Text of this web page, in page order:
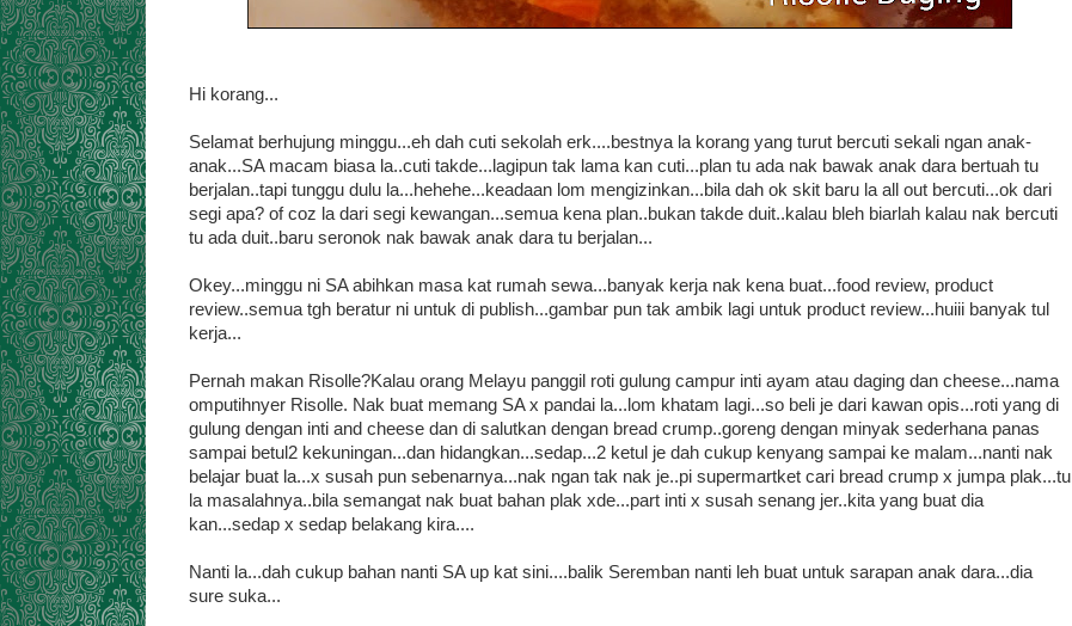
Hi korang...
Selamat berhujung minggu...eh dah cuti sekolah erk....bestnya la korang yang turut bercuti sekali ngan anak-
anak...SA macam biasa la..cuti takde...lagipun tak lama kan cuti...plan tu ada nak bawak anak dara bertuah tu
berjalan..tapi tunggu dulu la...hehehe...keadaan lom mengizinkan...bila dah ok skit baru la all out bercuti...ok dari
segi apa? of coz la dari segi kewangan...semua kena plan..bukan takde duit..kalau bleh biarlah kalau nak bercuti
tu ada duit..baru seronok nak bawak anak dara tu berjalan...
Okey...minggu ni SA abihkan masa kat rumah sewa...banyak kerja nak kena buat...food review, product
review..semua tgh beratur ni untuk di publish...gambar pun tak ambik lagi untuk product review...huiii banyak tul
kerja...
Pernah makan Risolle?Kalau orang Melayu panggil roti gulung campur inti ayam atau daging dan cheese...nama
omputihnyer Risolle. Nak buat memang SA x pandai la...lom khatam lagi...so beli je dari kawan opis...roti yang di
gulung dengan inti and cheese dan di salutkan dengan bread crump..goreng dengan minyak sederhana panas
sampai betul2 kekuningan...dan hidangkan...sedap...2 ketul je dah cukup kenyang sampai ke malam...nanti nak
belajar buat la...x susah pun sebenarnya...nak ngan tak nak je..pi supermartket cari bread crump x jumpa plak...tu
la masalahnya..bila semangat nak buat bahan plak xde...part inti x susah senang jer..kita yang buat dia
kan...sedap x sedap belakang kira....
Nanti la...dah cukup bahan nanti SA up kat sini....balik Seremban nanti leh buat untuk sarapan anak dara...dia
sure suka...